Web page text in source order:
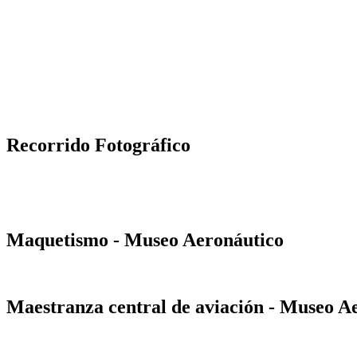
Recorrido Fotográfico
Maquetismo - Museo Aeronáutico
Maestranza central de aviación - Museo